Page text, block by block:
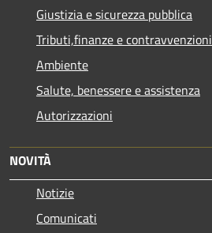
Giustizia e sicurezza pubblica
Tributi,finanze e contravvenzioni
Ambiente
Salute, benessere e assistenza
Autorizzazioni
NOVITÀ
Notizie
Comunicati